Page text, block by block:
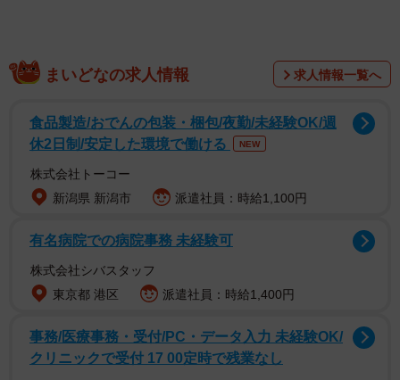
まいどなの求人情報 求人情報一覧へ
食品製造/おでんの包装・梱包/夜勤/未経験OK/週
休2日制/安定した環境で働ける
NEW
株式会社トーコー
新潟県 新潟市
派遣社員：時給1,100円
有名病院での病院事務 未経験可
株式会社シバスタッフ
東京都 港区
派遣社員：時給1,400円
事務/医療事務・受付/PC・データ入力 未経験OK/
クリニックで受付 17 00定時で残業なし